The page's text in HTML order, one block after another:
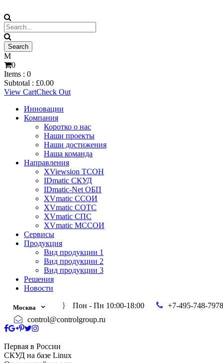
0
Items : 0
Subtotal : £0.00
View CartCheck Out
Инновации
Компания
Коротко о нас
Наши проекты
Наши достижения
Наша команда
Направления
XViewsion ТСОН
IDmatic СКУД
IDmatic-Net ОБП
XVmatic ССОИ
XVmatic СОТС
XVmatic СПС
XVmatic МССОИ
Сервисы
Продукция
Вид продукции 1
Вид продукции 2
Вид продукции 3
Решения
Новости
Москва Пон - Пн 10:00-18:00
+7-495-748-7978
control@controlgroup.ru
Первая в России
СКУД на базе Linux